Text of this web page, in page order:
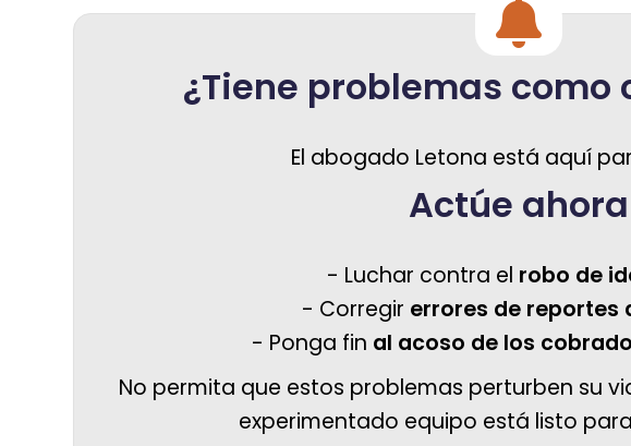
¿Tiene problemas como
El abogado Letona está aquí
Actúe ahora
- Luchar contra el robo de
- Corregir errores de reportes
- Ponga fin al acoso de los
No permita que estos problemas perturben su
experimentado equipo está listo